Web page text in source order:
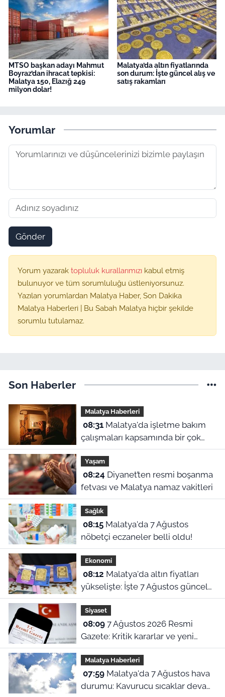
MTSO başkan adayı Mahmut
Boyraz’dan ihracat tepkisi:
Malatya 150, Elazığ 249
milyon dolar!
Malatya’da altın fiyatlarında
son durum: İşte güncel alış ve
satış rakamları
Yorumlar
Gönder
Yorum yazarak topluluk kurallarımızı kabul etmiş
bulunuyor ve tüm sorumluluğu üstleniyorsunuz.
Yazılan yorumlardan Malatya Haber, Son Dakika
Malatya Haberleri | Bu Sabah Malatya hiçbir şekilde
sorumlu tutulamaz.
Son Haberler
Malatya Haberleri
08:31Malatya'da işletme bakım
çalışmaları kapsamında bir çok
ilçede planlı elektrik kesintileri
uygulanacak. Kesintilerin yap
Yaşam
08:24
fetvası ve Malatya namaz vakitleri
Sağlık
08:15Malatya'da 7 Ağustos
nöbetçi eczaneler belli oldu!
Ekonomi
08:12
yükselişte: İşte 7 Ağustos güncel
piyasa ekranı!
Siyaset
08:097 Ağustos 2026 Resmi
Gazete: Kritik kararlar ve yeni
yönetmelikler yürürlükte
Malatya Haberleri
07:59Malatya'da 7 Ağustos hava
durumu: Kavurucu sıcaklar devam